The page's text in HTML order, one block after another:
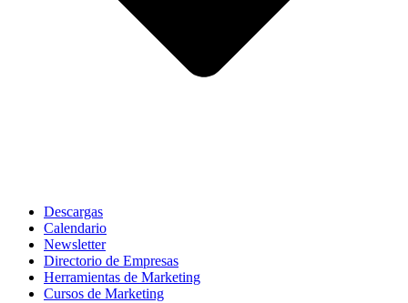
Descargas
Calendario
Newsletter
Directorio de Empresas
Herramientas de Marketing
Cursos de Marketing